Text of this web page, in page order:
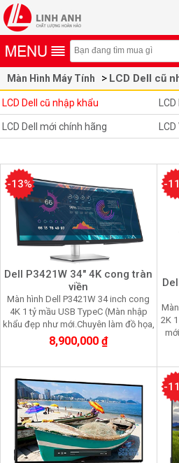
Màn Hình Máy Tính LCD Dell cũ
LCD Dell cũ nhập khẩu
LCD Dell mới chính hãng
Dell P3421W 34" 4K cong tràn
viền
Màn hình Dell P3421W 34 inch cong
4K 1 tỷ mầu USB TypeC (Màn nhập
khẩu đẹp như mới.Chuyên làm đồ họa,
chơi game, nhìn lâu không mỏi mắt
8,900,000 ₫
-13%
2K
-
-